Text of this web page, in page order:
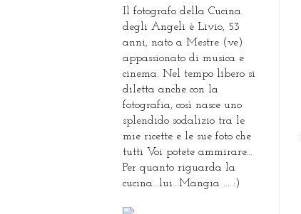
Il fotografo della Cucina
degli Angeli è Livio, 53
anni, nato a Mestre (ve)
appassionato di musica e
cinema. Nel tempo libero si
diletta anche con la
fotografia, così nasce uno
splendido sodalizio tra le
mie ricette e le sue foto che
tutti Voi potete ammirare...
Per quanto riguarda la
cucina...lui...Mangia ... :)